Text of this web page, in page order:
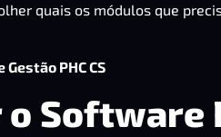
quais os módulos que
PHC CS
Software